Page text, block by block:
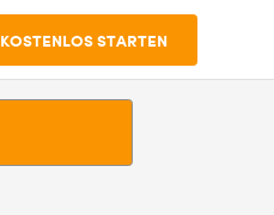
KOSTENLOS STARTEN